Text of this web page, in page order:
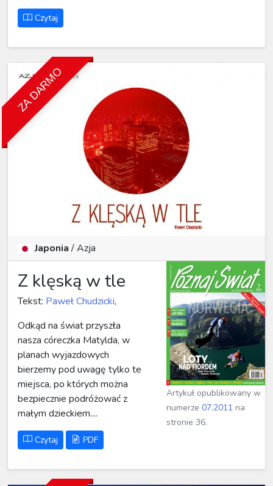
Czytaj
ZA DARMO
Japonia/Azja
Z klęską w tle
Tekst: Paweł Chudzicki,
Odkąd na świat przyszła
nasza córeczka Matylda, w
planach wyjazdowych
bierzemy pod uwagę tylko te
miejsca, po których można
bezpiecznie podróżować z
małym dzieckiem....
Czytaj PDF
Artykuł opublikowany w
numerze07.2011 na
stronie 36.